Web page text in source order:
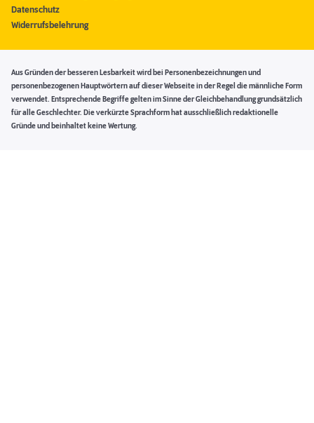
Datenschutz
Widerrufsbelehrung
Aus Gründen der besseren Lesbarkeit wird bei Personenbezeichnungen und
personenbezogenen Hauptwörtern auf dieser Webseite in der Regel die männliche Form
verwendet. Entsprechende Begriffe gelten im Sinne der Gleichbehandlung grundsätzlich
für alle Geschlechter. Die verkürzte Sprachform hat ausschließlich redaktionelle
Gründe und beinhaltet keine Wertung.